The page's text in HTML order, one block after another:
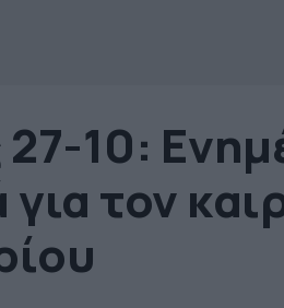
27-10:
τον